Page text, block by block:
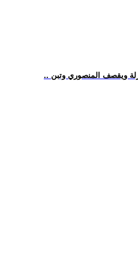
ويقصف المنصوري وتبن